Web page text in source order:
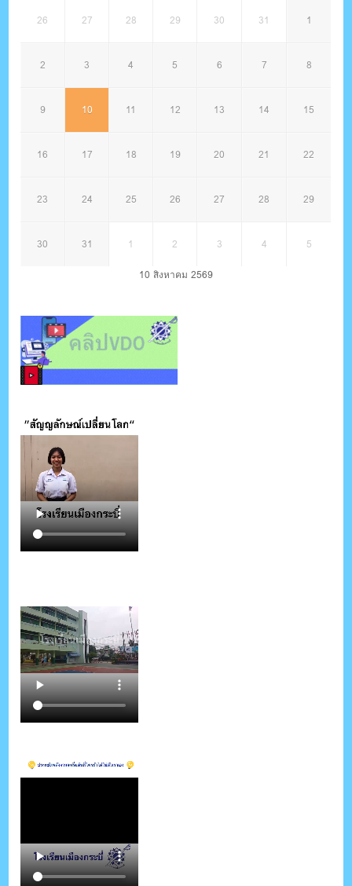
26 27 28 29 30 31 1
2 3 4 5 6 7 8
9 10 11 12 13 14 15
16 17 18 19 20 21 22
23 24 25 26 27 28 29
30 31 1 2 3 4 5
10 สิงหาคม 2569